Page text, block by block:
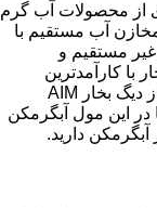
از محصولات آب گرم
آب مستقیم با
آب غیر مستقیم و
با کارآمدترین
دیگهای آب مصرفی نیاز دارید و شما با استفاده از دیگ بخار AIM
در این مول آبگرمکن
آبگرمکن دارید.